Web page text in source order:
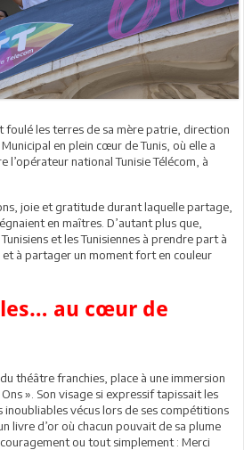
foulé les terres de sa mère patrie, direction
en plein cœur de Tunis, où elle a
l’opérateur national Tunisie Télécom, à
joie et gratitude durant laquelle partage,
en maîtres. D’autant plus que,
et les Tunisiennes à prendre part à
à partager un moment fort en couleur
au cœur de
théâtre franchies, place à une immersion
». Son visage si expressif tapissait les
vécus lors de ses compétitions
livre d’or où chacun pouvait de sa plume
ou tout simplement : Merci